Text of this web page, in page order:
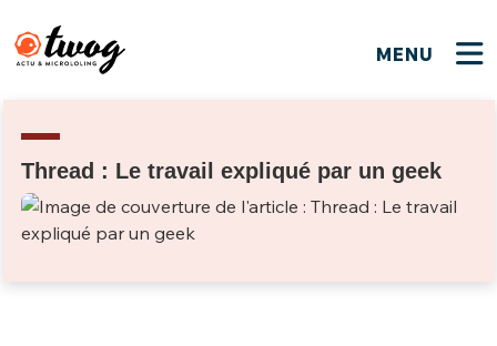
MENU
Thread : Le travail expliqué par un geek
Bienvenue !
JE M'INSCRIS
PSEUDO*
FERMER
Que souhaitez-vous proposer ?
Quelques tweets